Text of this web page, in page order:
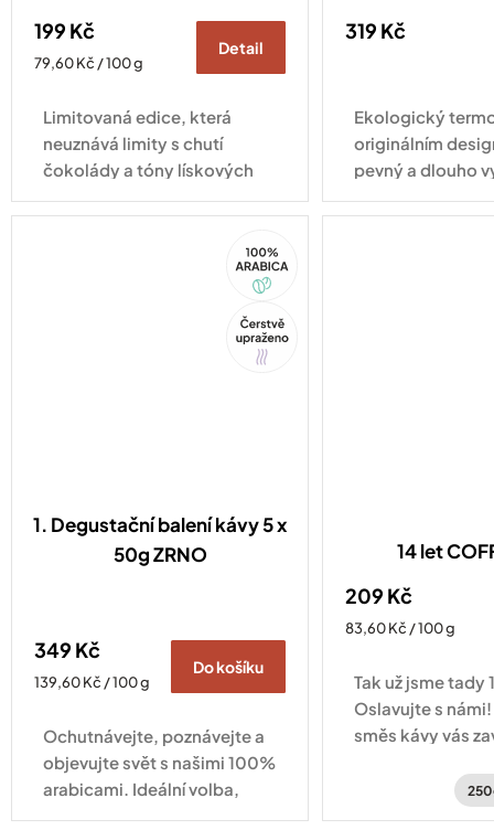
199 Kč
Měrná
79,60 Kč / 100 g
Detail
Limitovaná edice, která
neuznává limity s chutí
čokolády a tóny lískových
oříšků.
319 Kč
Ekologický
originálním
pevný a dlouho
pro každodenní
Tip
Arabica
1. Degustační balení kávy 5 x
50g ZRNO
349 Kč
Měrná
139,60 Kč / 100 g
Do košíku
Ochutnávejte, poznávejte a
objevujte svět s našimi 100%
arabicami. Ideální volba,
když se nemůžete
14 let
209 Kč
Měrná
83,60 Kč / 100 g
Tak už jsme tady
Oslavujte s
směs kávy vás
Hondurasu a